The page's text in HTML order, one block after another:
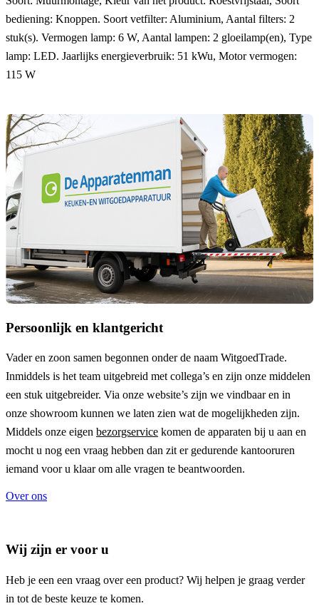
bediening: Knoppen. Soort vetfilter: Aluminium, Aantal filters: 2
stuk(s). Vermogen lamp: 6 W, Aantal lampen: 2 gloeilamp(en), Type
lamp: LED. Jaarlijks energieverbruik: 51 kWu, Motor vermogen:
115 W
Persoonlijk en klantgericht
Vader en zoon samen begonnen onder de naam WitgoedTrade.
Inmiddels is het team uitgebreid met collega’s en zijn onze middelen
een stuk uitgebreider. Via onze website’s zijn we vindbaar en in
onze showroom kunnen we laten zien wat de mogelijkheden zijn.
Middels onze eigen bezorgservice komen de apparaten bij u aan en
mocht u nog een vraag hebben dan zit er gedurende kantooruren
iemand voor u klaar om alle vragen te beantwoorden.
Over ons
Wij zijn er voor u
Heb je een een vraag over een product? Wij helpen je graag verder
in tot de beste keuze te komen.